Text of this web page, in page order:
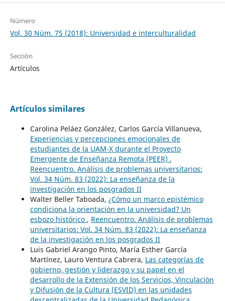
Número
Vol. 30 Núm. 75 (2018): Universidad e interculturalidad
Sección
Artículos
Artículos similares
Carolina Peláez González, Carlos García Villanueva,
Experiencias y percepciones emocionales de
estudiantes de la UAM-X durante el Proyecto
Emergente de Enseñanza Remota (PEER) ,
Reencuentro. Análisis de problemas universitarios:
Vol. 34 Núm. 83 (2022): La enseñanza de la
investigación en los posgrados II
Walter Beller Taboada, ¿Cómo un marco epistémico
condiciona la orientación en la universidad? Un
esbozo histórico , Reencuentro. Análisis de problemas
universitarios: Vol. 34 Núm. 83 (2022): La enseñanza
de la investigación en los posgrados II
Luis Gabriel Arango Pinto, María Esther García
Martínez, Lauro Ventura Cabrera, Las categorías de
gobierno, gestión y liderazgo y su papel en el
desarrollo de la Extensión de los Servicios, Vinculación
y Difusión de la Cultura (ESVID) en las unidades